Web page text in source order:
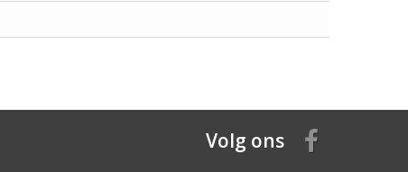
Volg ons